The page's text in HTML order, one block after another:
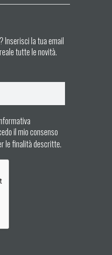
Inserisci la tua email
tutte le novità.
il mio consenso
le finalità descritte.